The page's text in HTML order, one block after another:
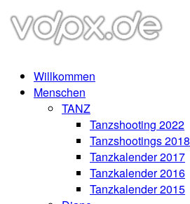
Willkommen
Menschen
TANZ
Tanzshooting 2022
Tanzshootings 2018
Tanzkalender 2017
Tanzkalender 2016
Tanzkalender 2015